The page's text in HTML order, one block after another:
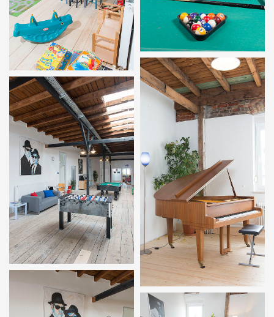
Kinderecke in der
Musikschule (Foto:
Gustavo Alabiso)
In der Musikschule –
Billiard-Tisch,
Übungszimmer und
Küche (Foto: Gustavo
Alabiso)